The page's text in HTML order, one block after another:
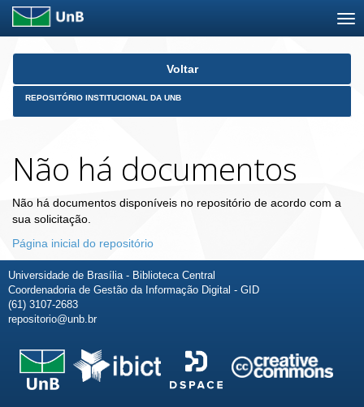
Skip
Voltar
REPOSITÓRIO INSTITUCIONAL DA UNB
Não há documentos
Não há documentos disponíveis no repositório de acordo com a
sua solicitação.
Página inicial do repositório
Universidade de Brasília - Biblioteca Central
Coordenadoria de Gestão da Informação Digital - GID
(61) 3107-2683
repositorio@unb.br